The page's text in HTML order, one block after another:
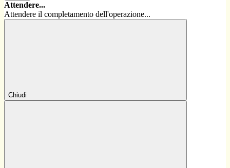
Attendere...
Attendere il completamento dell'operazione...
Chiudi